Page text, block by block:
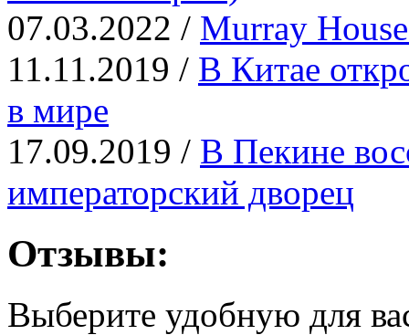
07.03.2022 / Murray
11.11.2019 / В Китае
в мире
17.09.2019 / В Пекине
императорский дворец
Отзывы:
Выберите удобную для